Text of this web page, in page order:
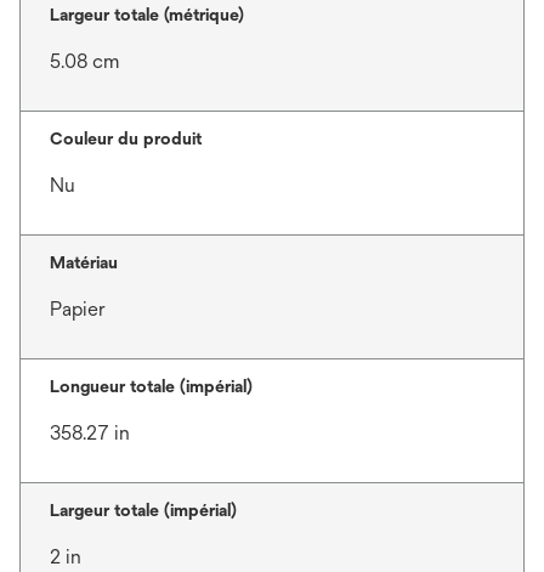
Largeur totale (métrique)
5.08 cm
Couleur du produit
Nu
Matériau
Papier
Longueur totale (impérial)
358.27 in
Largeur totale (impérial)
2 in